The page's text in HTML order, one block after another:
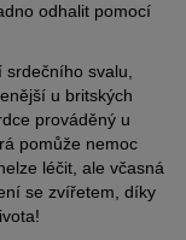
odhalit pomocí
svalu,
u britských
prováděný u
pomůže nemoc
léčit, ale včasná
se zvířetem, díky